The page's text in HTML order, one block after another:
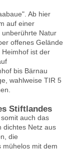
Ab hier
auf einer
Natur
offenes Gelände
ist der
bis Bärnau
wahlweise TIR 5
Stiftlandes
auch das
dichtes Netz aus
die
mühelos mit dem